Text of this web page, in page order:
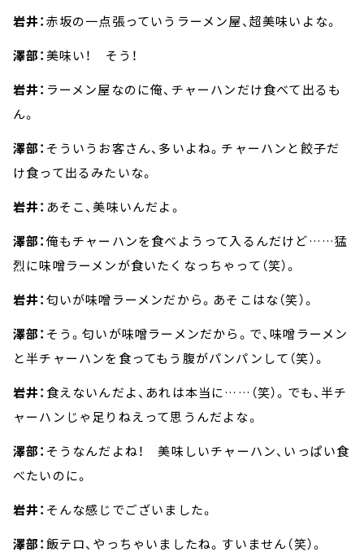
岩井：赤坂の一点張っていうラーメン屋、超美味いよな。
澤部：美味い！ そう！
岩井： ラーメン屋なのに俺、チャーハンだけ食べて出るも
ん。
澤部： そういうお客さん、多いよね。チャーハンと餃子だ
け食って出るみたいな。
岩井： あそこ、美味いんだよ。
澤部：俺もチャーハンを食べようって入るんだけど……猛
烈に味噌ラーメンが食いたくなっちゃって（笑）。
岩井：匂いが味噌ラーメンだから。あそこはな（笑）。
澤部： そう。匂いが味噌ラーメンだから。で、味噌ラーメン
と半チャーハンを食ってもう腹がパンパンして（笑）。
岩井： 食えないんだよ、あれは本当に……（笑）。でも、半チ
ャーハンじゃ足りねえって思うんだよな。
澤部： そうなんだよね！ 美味しいチャーハン、いっぱい食
べたいのに。
岩井： そんな感じでございました。
澤部：飯テロ、やっちゃいましたね。すいません（笑）。